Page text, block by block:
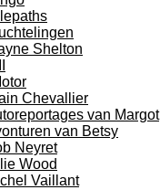
Shelton
Chevallier
van Margot
van Betsy
Neyret
Wood
Vaillant